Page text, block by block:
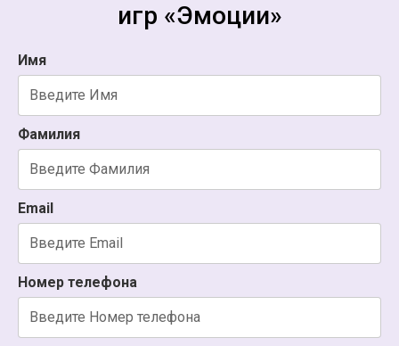
игр «Эмоции»
Имя
Фамилия
Email
Номер телефона